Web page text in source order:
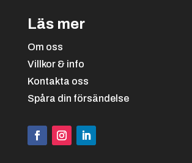
Läs mer
Om oss
Villkor & info
Kontakta oss
Spåra din försändelse